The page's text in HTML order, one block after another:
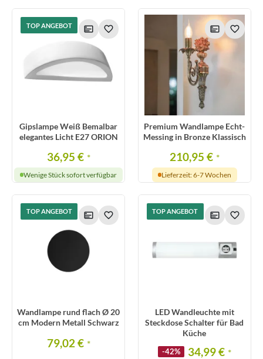
TOP ANGEBOT
Gipslampe Weiß Bemalbar
elegantes Licht E27 ORION
36,95 € *
Wenige Stück sofort verfügbar
Premium Wandlampe Echt-
Messing in Bronze Klassisch
210,95 € *
Lieferzeit: 6-7 Wochen
TOP ANGEBOT
Wandlampe rund flach Ø 20
cm Modern Metall Schwarz
79,02 € *
TOP ANGEBOT
LED Wandleuchte mit
Steckdose Schalter für Bad
Küche
-42% 34,99 € *